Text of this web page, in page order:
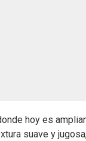
hoy es
suave y